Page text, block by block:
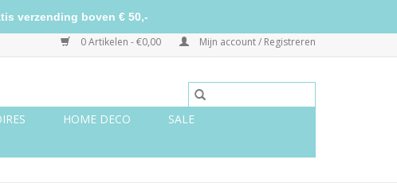
0 Artikelen - €0,00 Mijn account / Registreren
HOME DECO
SALE
verzending boven € 50,-